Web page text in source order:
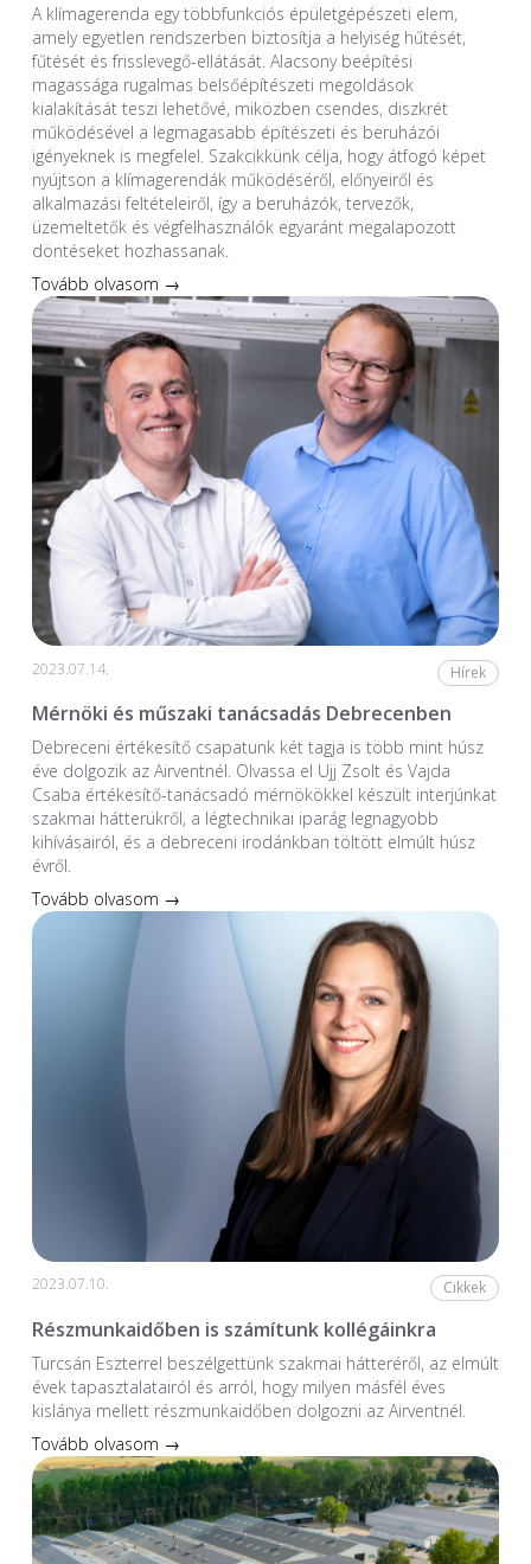
A klímagerenda egy többfunkciós épületgépészeti elem,
amely egyetlen rendszerben biztosítja a helyiség hűtését,
fűtését és frisslevegő-ellátását. Alacsony beépítési
magassága rugalmas belsőépítészeti megoldások
kialakítását teszi lehetővé, miközben csendes, diszkrét
működésével a legmagasabb építészeti és beruházói
igényeknek is megfelel. Szakcikkünk célja, hogy átfogó képet
nyújtson a klímagerendák működéséről, előnyeiről és
alkalmazási feltételeiről, így a beruházók, tervezők,
üzemeltetők és végfelhasználók egyaránt megalapozott
döntéseket hozhassanak.
Tovább olvasom →
2023.07.14. Hírek
Mérnöki és műszaki tanácsadás Debrecenben
Debreceni értékesítő csapatunk két tagja is több mint húsz
éve dolgozik az Airventnél. Olvassa el Ujj Zsolt és Vajda
Csaba értékesítő-tanácsadó mérnökökkel készült interjúnkat
szakmai hátterükről, a légtechnikai iparág legnagyobb
kihívásairól, és a debreceni irodánkban töltött elmúlt húsz
évről.
Tovább olvasom →
2023.07.10. Cikkek
Részmunkaidőben is számítunk kollégáinkra
Turcsán Eszterrel beszélgettünk szakmai hátteréről, az elmúlt
évek tapasztalatairól és arról, hogy milyen másfél éves
kislánya mellett részmunkaidőben dolgozni az Airventnél.
Tovább olvasom →